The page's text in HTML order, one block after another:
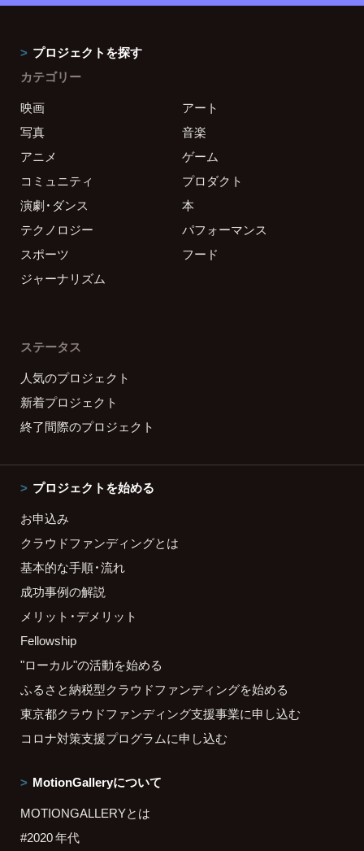
プロジェクトを探す
カテゴリー
映画
アート
写真
音楽
アニメ
ゲーム
コミュニティ
プロダクト
演劇・ダンス
本
テクノロジー
パフォーマンス
スポーツ
フード
ジャーナリズム
ステータス
人気のプロジェクト
新着プロジェクト
終了間際のプロジェクト
プロジェクトを始める
お申込み
クラウドファンディングとは
基本的な手順・流れ
成功事例の解説
メリット・デメリット
Fellowship
"ローカル"の活動を始める
ふるさと納税型クラウドファンディングを始める
東京都クラウドファンディング支援事業に申し込む
コロナ対策支援プログラムに申し込む
MotionGalleryについて
MOTIONGALLERYとは
#2020 年代